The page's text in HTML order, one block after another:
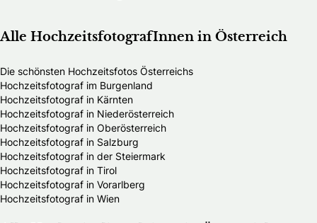
Alle HochzeitsfotografInnen in Österreich
Die schönsten Hochzeitsfotos Österreichs
Hochzeitsfotograf im Burgenland
Hochzeitsfotograf in Kärnten
Hochzeitsfotograf in Niederösterreich
Hochzeitsfotograf in Oberösterreich
Hochzeitsfotograf in Salzburg
Hochzeitsfotograf in der Steiermark
Hochzeitsfotograf in Tirol
Hochzeitsfotograf in Vorarlberg
Hochzeitsfotograf in Wien